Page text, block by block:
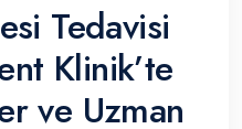
Tedavisi
Klinik’te
ve Uzman